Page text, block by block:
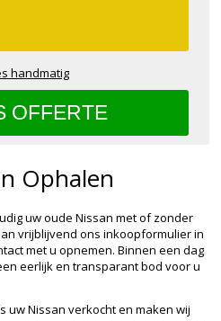
Ophalen
uw oude Nissan met of zonder
vrijblijvend ons inkoopformulier in
met u opnemen. Binnen een dag
eerlijk en transparant bod voor u
uw Nissan verkocht en maken wij
handmatig